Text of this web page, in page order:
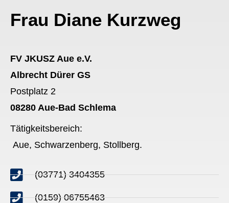
Frau Diane Kurzweg
FV JKUSZ Aue e.V.
Albrecht Dürer GS
Postplatz 2
08280 Aue-Bad Schlema
Tätigkeitsbereich:
Aue, Schwarzenberg, Stollberg.
(03771) 3404355
(0159) 06755463